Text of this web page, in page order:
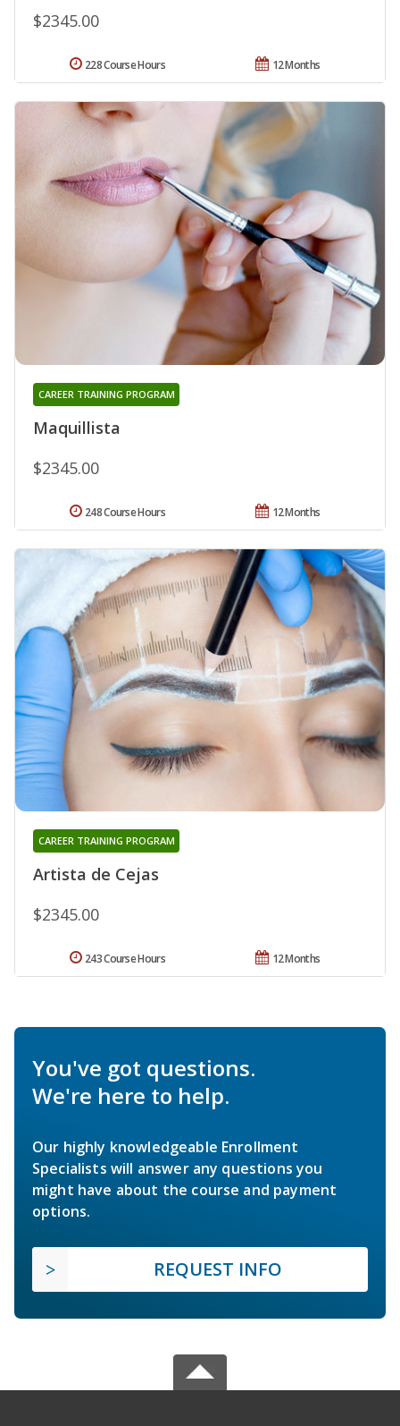
$2345.00
12 Months
228 Course Hours
Maquillista
CAREER TRAINING PROGRAM
$2345.00
12 Months
248 Course Hours
Artista de Cejas
CAREER TRAINING PROGRAM
$2345.00
12 Months
243 Course Hours
You've got questions.
We're here to help.
Our highly knowledgeable Enrollment
Specialists will answer any questions you
might have about the course and payment
options.
REQUEST INFO